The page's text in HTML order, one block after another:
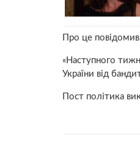
Про це повідомив
«Наступного
України від
Пост політика